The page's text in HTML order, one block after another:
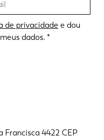
Francisca 4422 CEP
de privacidade e dou
dados.